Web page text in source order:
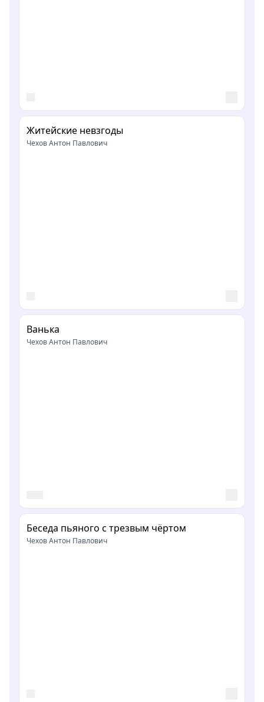
Житейские невзгоды
Чехов Антон Павлович
Ванька
Чехов Антон Павлович
Беседа пьяного с трезвым чёртом
Чехов Антон Павлович